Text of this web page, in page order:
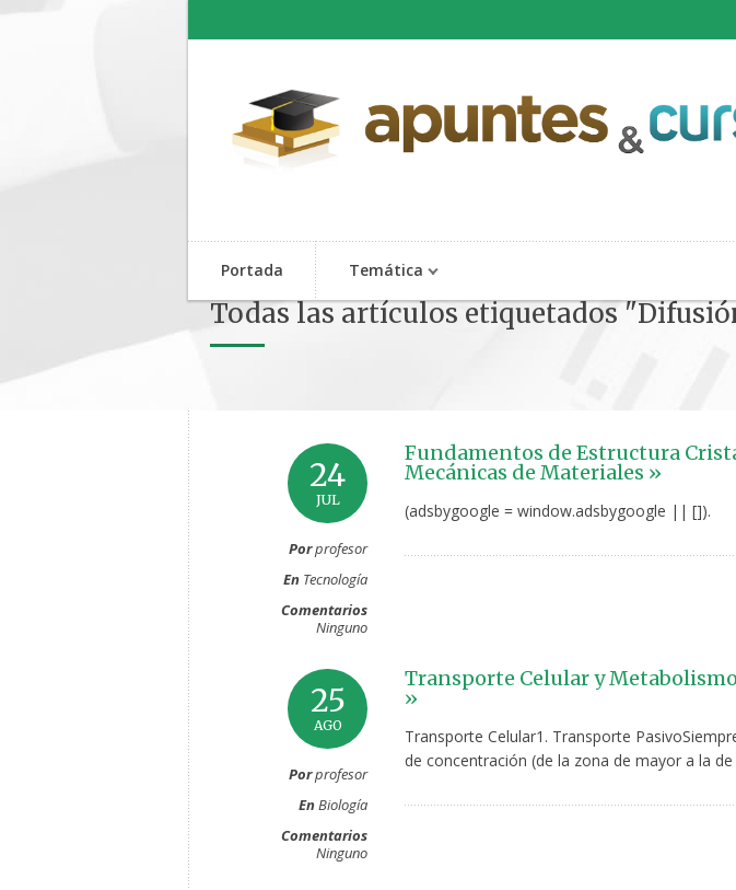
Portada Temática
Todas las artículos etiquetados
24
JUL
Porprofesor
En Tecnología
Comentarios
Ninguno
Fundamentos de Estructura
Mecánicas de Materiales »
(adsbygoogle = window.adsbygoogle || []).
25
AGO
Porprofesor
EnBiología
Comentarios
Ninguno
Transporte Celular y
»
Transporte Celular1. Transporte
de concentración (de la zona de mayor a la